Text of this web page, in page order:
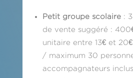
Petit groupe scolaire:
de vente suggéré :
unitaire entre 13€ et
/ maximum 30
accompagnateurs inclus